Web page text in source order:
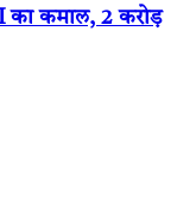
कमाल, 2 करोड़